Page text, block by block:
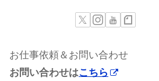
お仕事依頼＆お問い合わせ
お問い合わせはこちら